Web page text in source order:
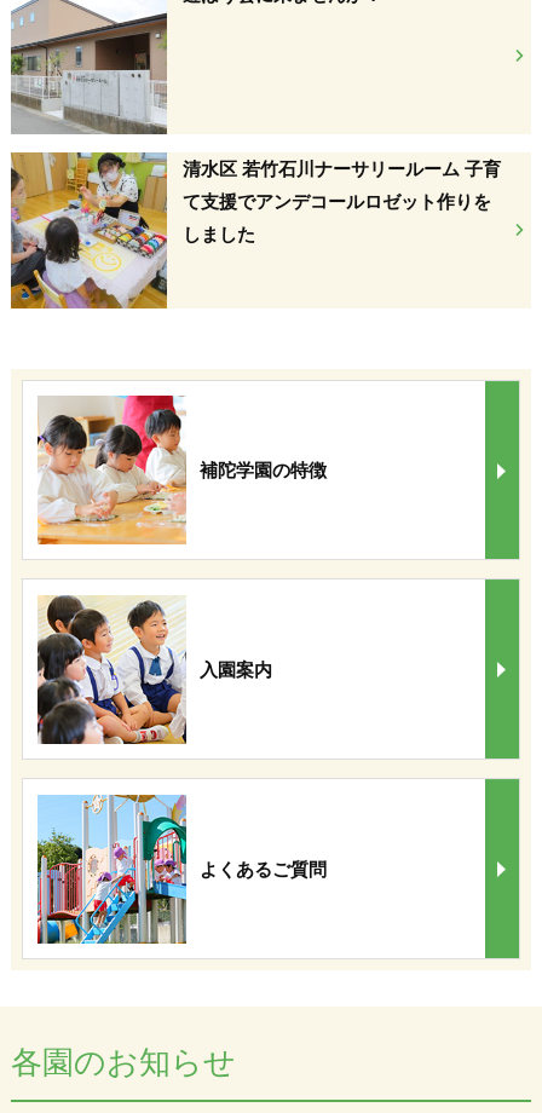
清水区 若竹石川ナーサリールーム 子育
て支援でアンデコールロゼット作りを
しました
補陀学園の特徴
入園案内
よくあるご質問
各園のお知らせ